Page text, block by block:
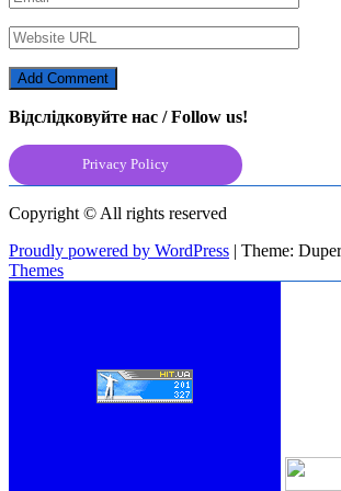
Відслідковуйте нас / Follow us!
Privacy Policy
Copyright © All rights reserved
Proudly powered by WordPress | Theme:
Themes